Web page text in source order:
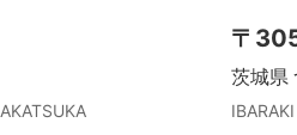
AKATSUKA
〒
茨城県